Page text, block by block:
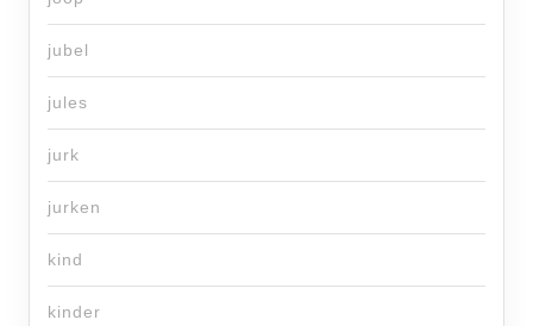
jubel
jules
jurk
jurken
kind
kinder